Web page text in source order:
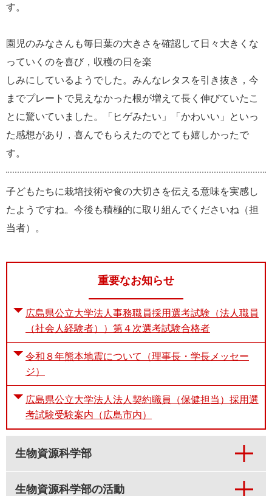
す。
園児のみなさんも毎日葉の大きさを確認して日々大きくな
っていくのを喜び，収穫の日を楽
しみにしているようでした。みんなレタスを引き抜き，今
までプレートで見えなかった根が増えて長く伸びていたこ
とに驚いていました。「ヒゲみたい」「かわいい」といっ
た感想があり，喜んでもらえたのでとても嬉しかったで
す。
子どもたちに栽培技術や食の大切さを伝える意味を実感し
たようですね。今後も積極的に取り組んでくださいね（担
当者）。
重要なお知らせ
広島県公立大学法人事務職員採用選考試験（法人職員
（社会人経験者））第４次選考試験合格者
令和８年熊本地震について（理事長・学長メッセー
ジ）
広島県公立大学法人法人契約職員（保健担当）採用選
考試験受験案内（広島市内）
生物資源科学部
生物資源科学部の活動